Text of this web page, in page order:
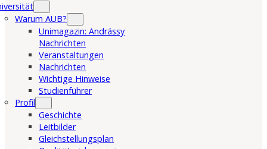
Warum AUB?
Unimagazin: Andrássy
Nachrichten
Veranstaltungen
Nachrichten
Wichtige Hinweise
Studienführer
Profil
Geschichte
Leitbilder
Gleichstellungsplan